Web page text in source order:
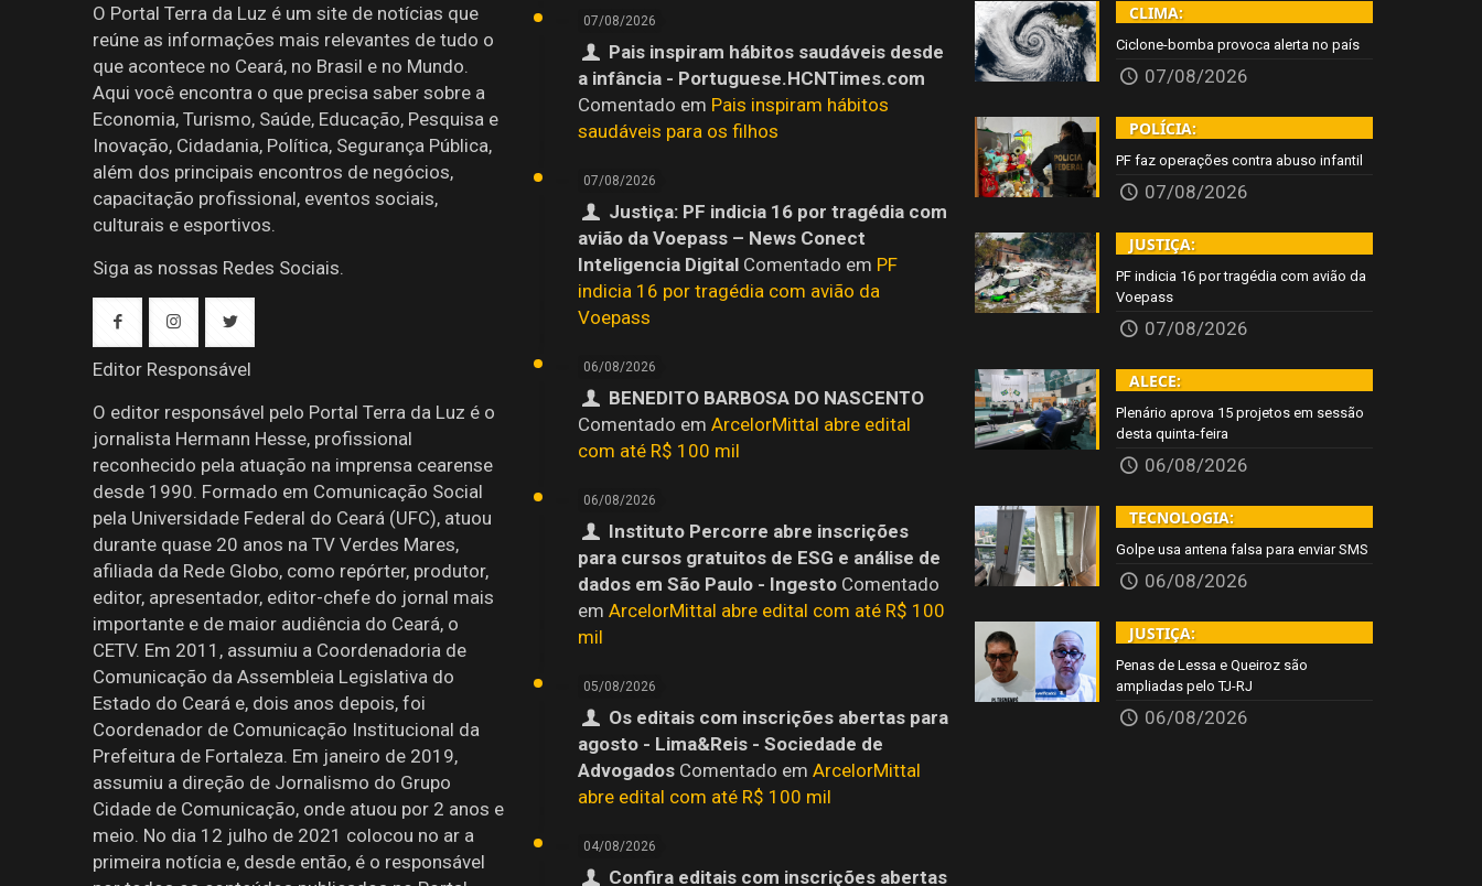
O Portal Terra da Luz é um site de notícias que
reúne as informações mais relevantes de tudo o
que acontece no Ceará, no Brasil e no Mundo.
Aqui você encontra o que precisa saber sobre a
Economia, Turismo, Saúde, Educação, Pesquisa e
Inovação, Cidadania, Política, Segurança Pública,
além dos principais encontros de negócios,
capacitação profissional, eventos sociais,
culturais e esportivos.
Siga as nossas Redes Sociais.
Editor Responsável
O editor responsável pelo Portal Terra da Luz é o
jornalista Hermann Hesse, profissional
reconhecido pela atuação na imprensa cearense
desde 1990. Formado em Comunicação Social
pela Universidade Federal do Ceará (UFC), atuou
durante quase 20 anos na TV Verdes Mares,
afiliada da Rede Globo, como repórter, produtor,
editor, apresentador, editor-chefe do jornal mais
importante e de maior audiência do Ceará, o
CETV. Em 2011, assumiu a Coordenadoria de
Comunicação da Assembleia Legislativa do
Estado do Ceará e, dois anos depois, foi
Coordenador de Comunicação Institucional da
Prefeitura de Fortaleza. Em janeiro de 2019,
assumiu a direção de Jornalismo do Grupo
Cidade de Comunicação, onde atuou por 2 anos e
meio. No dia 12 julho de 2021 colocou no ar a
primeira notícia e, desde então, é o responsável
07/08/2026
Pais inspiram hábitos saudáveis desde
a infância - Portuguese.HCNTimes.com
Comentado em Pais inspiram hábitos
saudáveis para os filhos
07/08/2026
Justiça: PF indicia 16 por tragédia com
avião da Voepass – News Conect
Inteligencia DigitalComentado em PF
indicia 16 por tragédia com avião da
Voepass
06/08/2026
BENEDITO BARBOSA DO NASCENTO
Comentado em ArcelorMittal abre edital
com até R$ 100 mil
06/08/2026
Instituto Percorre abre inscrições
para cursos gratuitos de ESG e análise de
dados em São Paulo - IngestoComentado
em ArcelorMittal abre edital com até R$ 100
mil
05/08/2026
Os editais com inscrições abertas para
agosto - Lima&Reis - Sociedade de
AdvogadosComentado em ArcelorMittal
abre edital com até R$ 100 mil
04/08/2026
Confira editais com inscrições abertas
CLIMA:
Ciclone-bomba provoca alerta no país
07/08/2026
POLÍCIA:
PF faz operações contra abuso infantil
07/08/2026
JUSTIÇA:
PF indicia 16 por tragédia com avião da
Voepass
07/08/2026
ALECE:
Plenário aprova 15 projetos em sessão
desta quinta-feira
06/08/2026
TECNOLOGIA:
Golpe usa antena falsa para enviar SMS
06/08/2026
JUSTIÇA:
Penas de Lessa e Queiroz são
ampliadas pelo TJ-RJ
06/08/2026